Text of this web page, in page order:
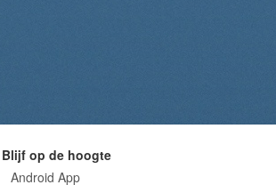
Blijf op de hoogte
Android App